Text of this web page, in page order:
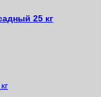
25 кг